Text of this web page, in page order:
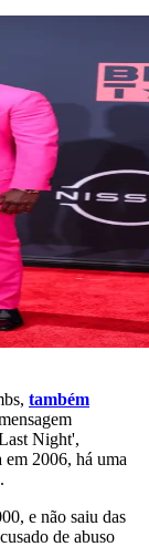
também
Night',
em 2006, há uma
e não saiu das
de abuso